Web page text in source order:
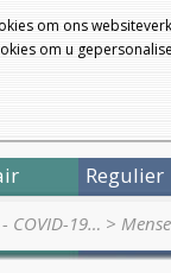
om ons
om u
Regulier
COVID-19… >